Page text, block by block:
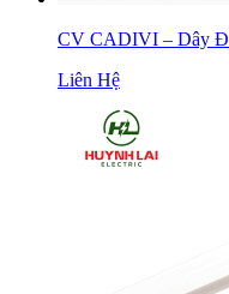
CV CADIVI – Dây
Liên Hệ